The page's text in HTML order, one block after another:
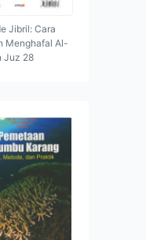
Jibril: Cara
Menghafal Al-
Juz 28